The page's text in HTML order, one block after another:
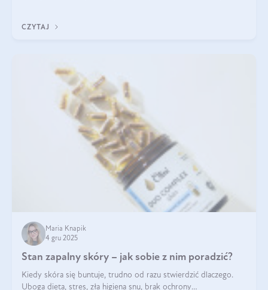
CZYTAJ
Maria Knapik
4 gru 2025
Stan zapalny skóry – jak sobie z nim poradzić?
Kiedy skóra się buntuje, trudno od razu stwierdzić dlaczego.
Uboga dieta, stres, zła higiena snu, brak ochrony